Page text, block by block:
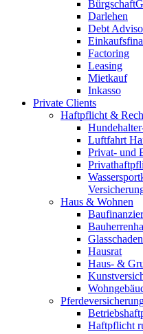
Darlehen
Debt
Factoring
Leasing
Mietkauf
Inkasso
Private Clients
Haftpflicht &
Luftfahrt
Privat- und
Haus & Wohnen
Glasschaden
Hausrat
Haus- &
Haftpflicht